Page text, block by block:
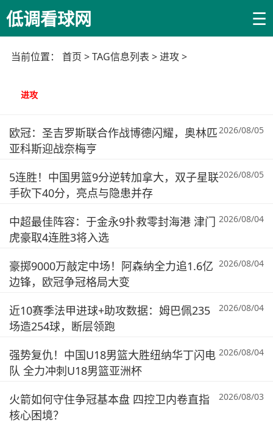
低调看球网 ☰
当前位置： 首页 > TAG信息列表 > 进攻 >
进攻
欧冠：圣吉罗斯联合作战博德闪耀，奥林匹
亚科斯迎战奈梅亨
2026/08/05
5连胜！中国男篮9分逆转加拿大，双子星联
手砍下40分，亮点与隐患并存
2026/08/05
中超最佳阵容：于金永9扑救零封海港 津门
虎豪取4连胜3将入选
2026/08/04
豪掷9000万敲定中场！阿森纳全力追1.6亿
边锋，欧冠争冠格局大变
2026/08/04
近10赛季法甲进球+助攻数据：姆巴佩235
场造254球，断层领跑
2026/08/04
强势复仇！中国U18男篮大胜纽纳华丁闪电
队 全力冲刺U18男篮亚洲杯
2026/08/04
火箭如何守住争冠基本盘 四控卫内卷直指
核心困境？
2026/08/03